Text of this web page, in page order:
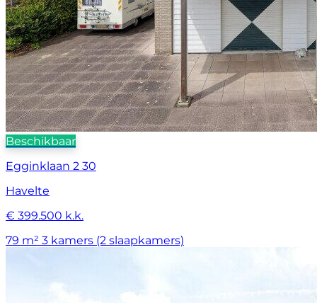
Beschikbaar
Egginklaan 2 30
Havelte
€ 399.500 k.k.
79 m² 3 kamers (2 slaapkamers)